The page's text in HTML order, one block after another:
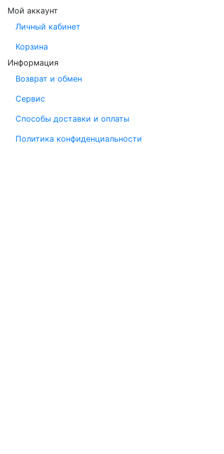
Мой аккаунт
Личный кабинет
Корзина
Информация
Возврат и обмен
Сервис
Способы доставки и оплаты
Политика конфиденциальности